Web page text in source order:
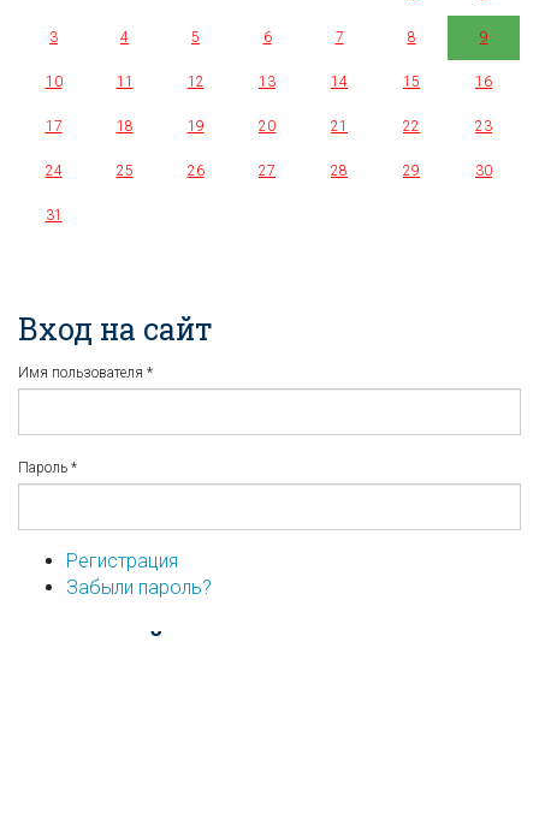
3 4 5 6 7 8 9
10 11 12 13 14 15 16
17 18 19 20 21 22 23
24 25 26 27 28 29 30
31
Вход на сайт
Имя пользователя *
Пароль *
Регистрация
Забыли пароль?
...или войдите используя